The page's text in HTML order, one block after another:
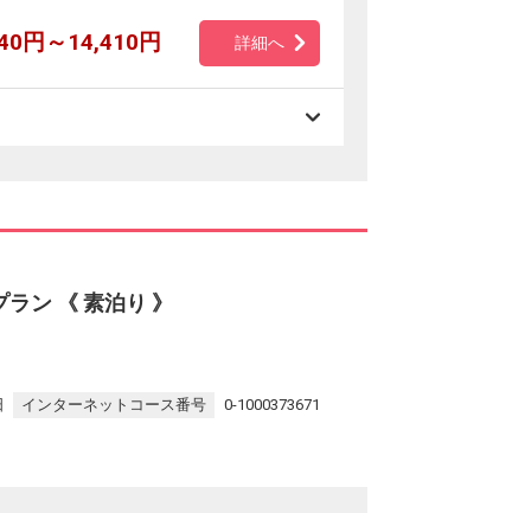
円～14,410円 詳細へ
ン 《 素泊り 》
インターネットコース番号 0-1000373671